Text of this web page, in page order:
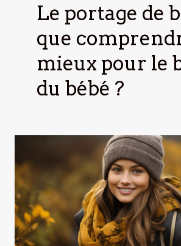
Le portage de
que
mieux pour le
du bébé ?